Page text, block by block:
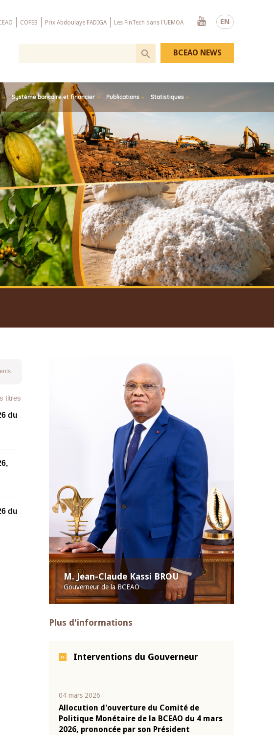
EN
COFEB Prix Abdoulaye FADIGA Les FinTech dans l'UEMOA
Youtube
Système bancaire et financier Publications Statistiques
BCEAO NEWS
M. Jean-Claude Kassi BROU
Gouverneur de la BCEAO
Plus d'informations
Interventions du Gouverneur
04 mars 2026
Allocution d'ouverture du Comité de
Politique Monétaire de la BCEAO du 4 mars
2026, prononcée par son Président
titres
du
du